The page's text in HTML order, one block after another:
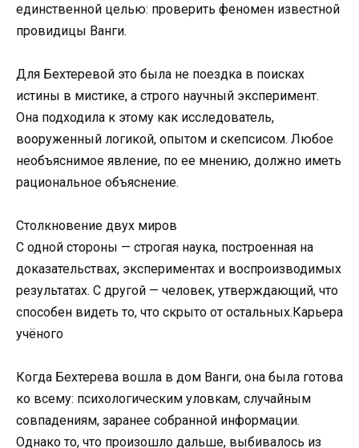
единственной целью: проверить феномен известной
провидицы Ванги.
Для Бехтеревой это была не поездка в поисках
истины в мистике, а строго научный эксперимент.
Она подходила к этому как исследователь,
вооруженный логикой, опытом и скепсисом. Любое
необъяснимое явление, по ее мнению, должно иметь
рациональное объяснение.
Столкновение двух миров
С одной стороны — строгая наука, построенная на
доказательствах, экспериментах и воспроизводимых
результатах. С другой — человек, утверждающий, что
способен видеть то, что скрыто от остальных.Карьера
учёного
Когда Бехтерева вошла в дом Ванги, она была готова
ко всему: психологическим уловкам, случайным
совпадениям, заранее собранной информации.
Однако то, что произошло дальше, выбивалось из